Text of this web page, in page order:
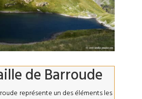
de Barroude
représente un des éléments les